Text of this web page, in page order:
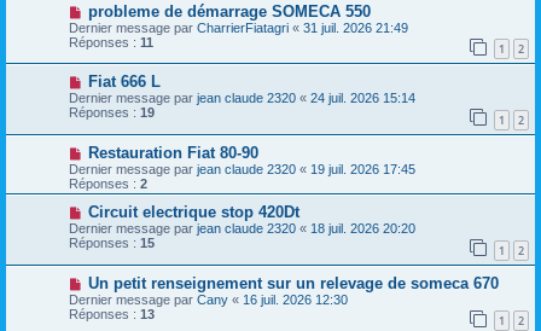
probleme de démarrage SOMECA 550
Dernier message par CharrierFiatagri « 31 juil. 2026 21:49
Réponses : 11 1 2
Fiat 666 L
Dernier message par jean claude 2320 « 24 juil. 2026 15:14
Réponses : 19 1 2
Restauration Fiat 80-90
Dernier message par jean claude 2320 « 19 juil. 2026 17:45
Réponses : 2
Circuit electrique stop 420Dt
Dernier message par jean claude 2320 « 18 juil. 2026 20:20
Réponses : 15 1 2
Un petit renseignement sur un relevage de someca 670
Dernier message par Cany « 16 juil. 2026 12:30
Réponses : 13 1 2